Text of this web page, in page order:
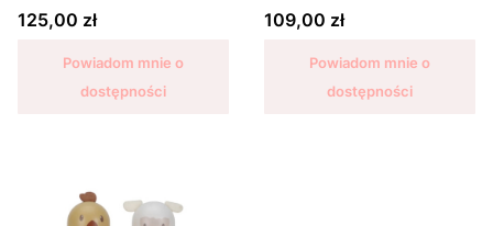
Cena
125,00 zł
Powiadom mnie o
dostępności
Cena
109,00 zł
Powiadom mnie o
dostępności